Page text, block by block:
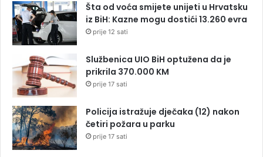
Šta od voća smijete unijeti u Hrvatsku
iz BiH: Kazne mogu dostići 13.260 evra
prije 12 sati
Službenica UIO BiH optužena da je
prikrila 370.000 KM
prije 17 sati
Policija istražuje dječaka (12) nakon
četiri požara u parku
prije 17 sati